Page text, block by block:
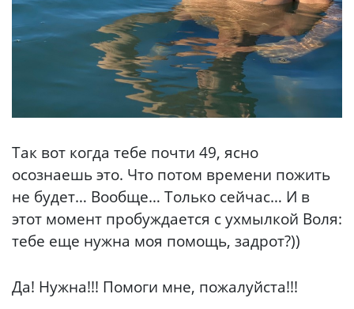
Так вот когда тебе почти 49, ясно
осознаешь это. Что потом времени пожить
не будет… Вообще… Только сейчас… И в
этот момент пробуждается с ухмылкой Воля:
тебе еще нужна моя помощь, задрот?))
Да! Нужна!!! Помоги мне, пожалуйста!!!